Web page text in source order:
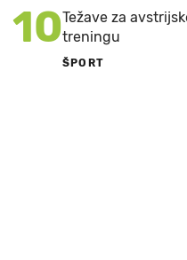
10Težave za
treningu
ŠPORT